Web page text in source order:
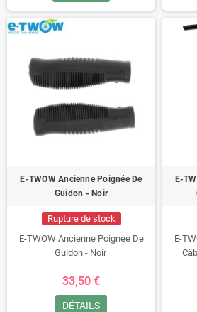
E-TWOW Ancienne Poignée De
Guidon - Noir
Rupture de stock
E-TWOW Ancienne Poignée De
Guidon - Noir
33,50 €
DÉTAILS
E-
E-